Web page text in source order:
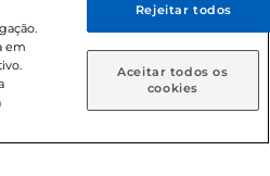
informe como deseja receber
Retire em Loja
Todos os direitos
Prezunic.
em
Rejeitar todos
Aceitar todos os
cookies